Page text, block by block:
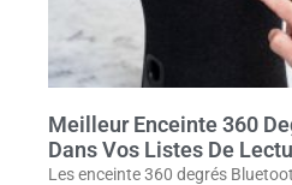
Meilleur Enceinte 360
Dans Vos Listes De
Les enceinte 360 degrés